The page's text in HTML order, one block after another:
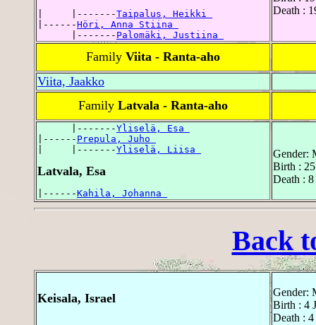
|     |-------Taipalus, Heikki
|------Höri, Anna Stiina
      |-------
Palomäki, Justiina
Death :
Family Viita - Ranta-aho
Viita, Jaakko
Family Latvala - Ranta-aho
      |-------
Yliselä, Esa
|------ Prepula, Juho
|     |-------Yliselä, Liisa
Latvala, Esa
|------Kahila, Johanna
Gender:
Birth :
Death :
Back
Keisala, Israel
Gender:
Birth : 4
Death :